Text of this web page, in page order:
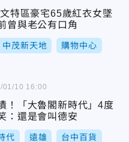
特區豪宅65歲紅衣女墜
與老公有口角
中茂新天地 購物中心
！「大魯閣新時代」4度
：還是會叫德安
代 遠雄 台中百貨
01/10 16:00